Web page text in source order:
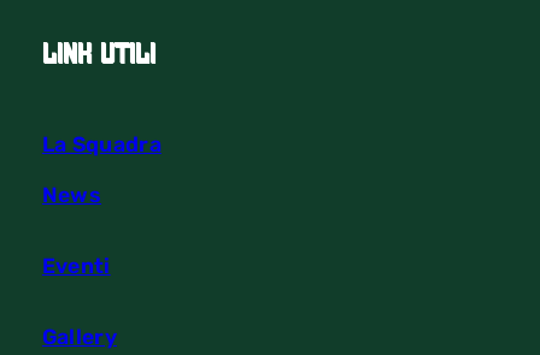
link utili
La Squadra
News
Eventi
Gallery